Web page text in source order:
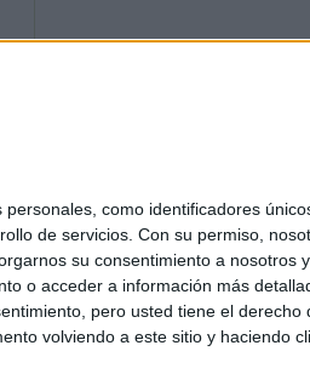
como identificadores
de servicios. Con su permiso,
su consentimiento a nosotros
o acceder a información más
pero usted tiene el
volviendo a este sitio y haciendo
de cookies
- Tel. +34 91 593 2767